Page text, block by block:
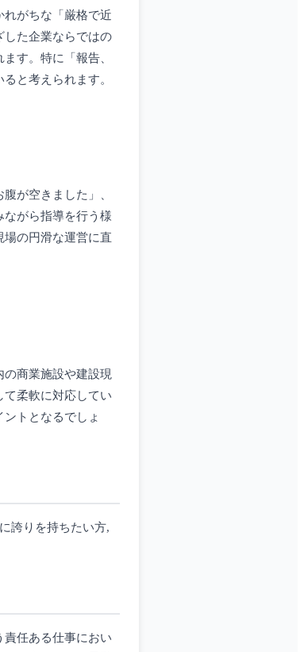
がちな「厳格で近
した企業ならではの
す。特に「報告、
と考えられます。
が空きました」、
がら指導を行う様
の円滑な運営に直
商業施設や建設現
柔軟に対応してい
トとなるでしょ
誇りを持ちたい方,
任ある仕事におい